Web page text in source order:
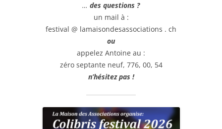
… des questions ?
un mail à :
festival @ lamaisondesassociations . ch
ou
appelez Antoine au :
zéro septante neuf, 776, 00, 54
n’hésitez pas !